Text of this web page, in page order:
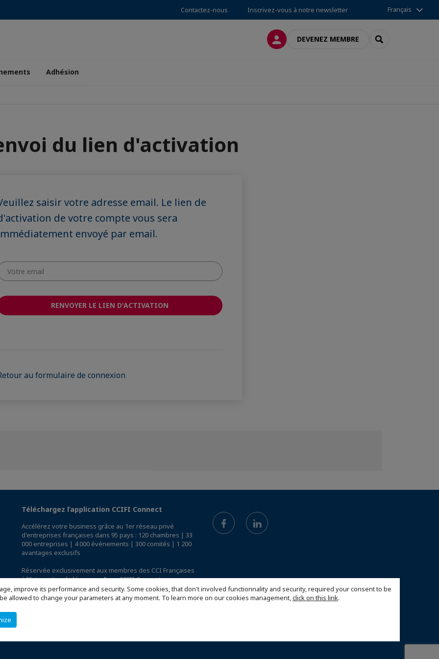
improve its performance and security. Some cookies, that don't involved functionnality and security, required your consent to be
allowed to change your parameters at any moment. To learn more on our cookies management,click on this link.
Contactez-nous Inscrivez-vous à notre newsletter Français
CONNEXIONDEVENEZ MEMBRE RECHERCHER
Adhésion
du lien d'activation
saisir votre adresse email. Le lien de
de votre compte vous sera
envoyé par email.
au formulaire de connexion
Téléchargez l’application CCIFI Connect
Accélérez votre business grâce au 1er réseau privé
d'entreprises françaises dans 95 pays : 120 chambres | 33
000 entreprises | 4 000 événements | 300 comités | 1 200
avantages exclusifs
Réservée exclusivement aux membres des CCI Françaises
à l'International,découvrez l'app CCIFI Connect.